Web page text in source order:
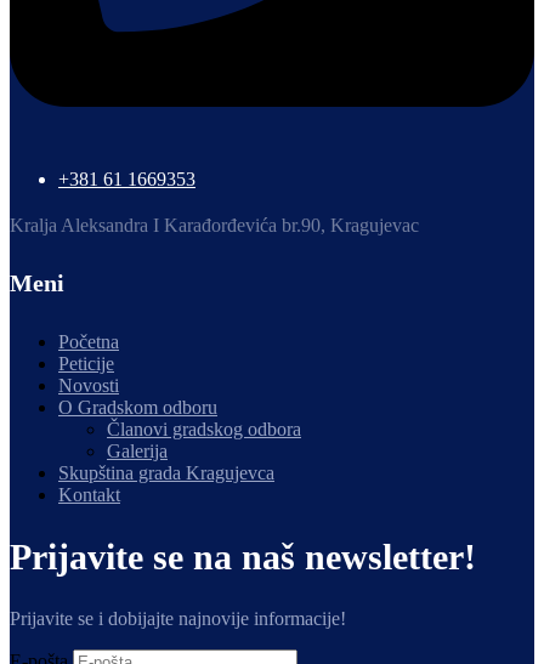
+381 61 1669353
Kralja Aleksandra I Karađorđevića br.90, Kragujevac
Meni
Početna
Peticije
Novosti
O Gradskom odboru
Članovi gradskog odbora
Galerija
Skupština grada Kragujevca
Kontakt
Prijavite se na naš newsletter!
Prijavite se i dobijajte najnovije informacije!